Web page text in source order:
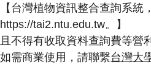
【台灣植物資訊整合查詢系統，
https://tai2.ntu.edu.tw。】
且不得有收取資料查詢費等營
如需商業使用，請聯繫台灣大